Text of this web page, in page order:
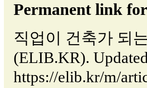
Permanent link
직업이 건축가 되
(ELIB.KR).
https://elib.kr/m/